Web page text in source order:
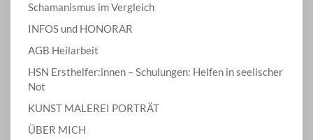
Schamanismus im Vergleich
INFOS und HONORAR
AGB Heilarbeit
HSN Ersthelfer:innen – Schulungen: Helfen in seelischer
Not
KUNST MALEREI PORTRÄT
ÜBER MICH